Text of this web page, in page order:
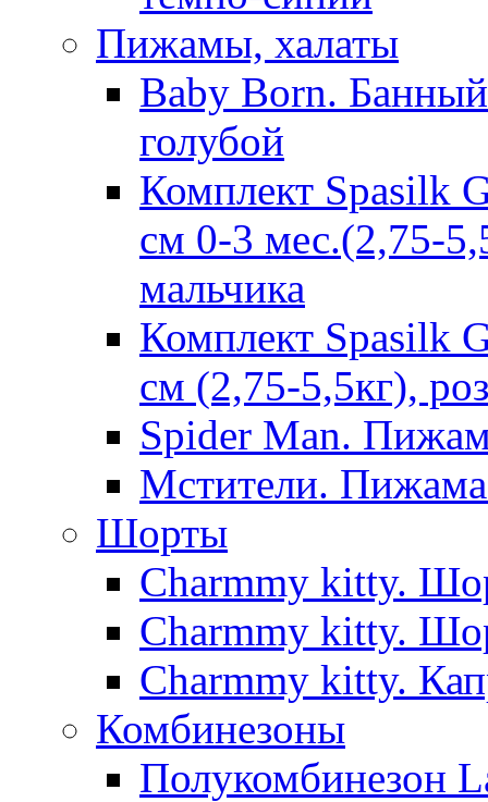
Пижамы, халаты
Baby Born.
голубой
Комплект Spasilk
см 0-3 мес.(2,75-
мальчика
Комплект Spasilk
см (2,75-5,5кг),
Spider Man.
Мстители.
Шорты
Charmmy kitty.
Charmmy kitty.
Charmmy kitty.
Комбинезоны
Полукомбинезон